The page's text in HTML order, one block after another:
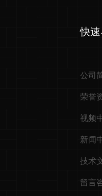
快
公司
荣誉
视频
新闻
技术
留言